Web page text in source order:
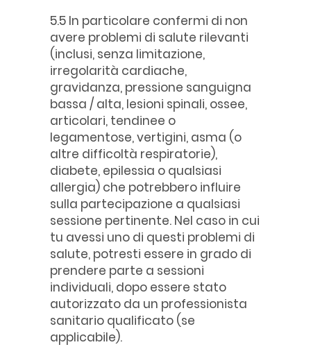
5.5 In particolare confermi di non
avere problemi di salute rilevanti
(inclusi, senza limitazione,
irregolarità cardiache,
gravidanza, pressione sanguigna
bassa / alta, lesioni spinali, ossee,
articolari, tendinee o
legamentose, vertigini, asma (o
altre difficoltà respiratorie),
diabete, epilessia o qualsiasi
allergia) che potrebbero influire
sulla partecipazione a qualsiasi
sessione pertinente. Nel caso in cui
tu avessi uno di questi problemi di
salute, potresti essere in grado di
prendere parte a sessioni
individuali, dopo essere stato
autorizzato da un professionista
sanitario qualificato (se
applicabile).